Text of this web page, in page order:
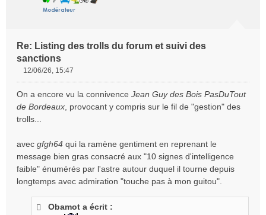
Re: Listing des trolls du forum et suivi des
sanctions
s
s
a
e
n
l
12/06/26, 15:47
On a encore vu la connivence Jean Guy des Bois PasDuTout
de Bordeaux , provocant y compris sur le fil de "gestion" des
trolls...
avec gfgh64 qui la ramène gentiment en reprenant le
message bien gras consacré aux "10 signes d'intelligence
faible" énumérés par l'astre autour duquel il tourne depuis
longtemps avec admiration "touche pas à mon guitou".
Obamot a écrit :